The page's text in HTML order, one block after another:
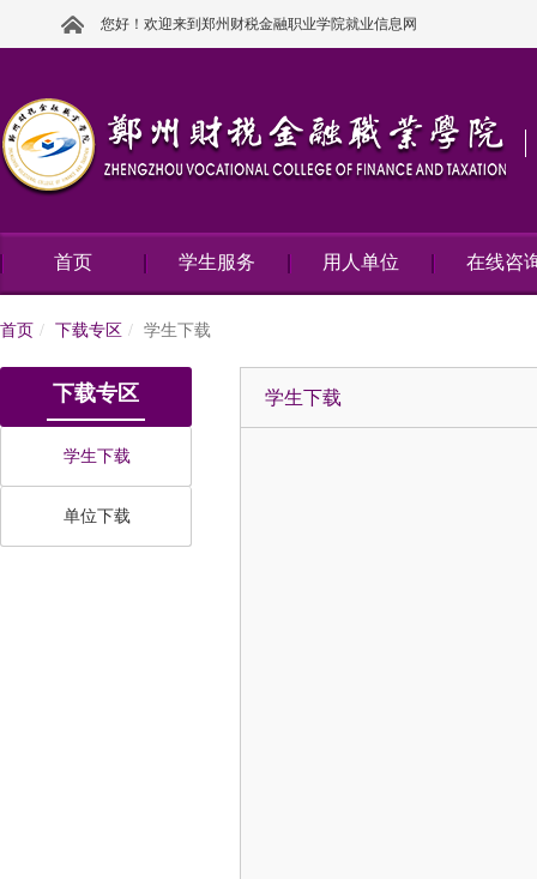
您好！欢迎来到郑州财税金融职业学院就业信息网
首页 学生服务 用人单位 在线咨
首页 下载专区 学生下载
下载专区
学生下载
单位下载
学生下载